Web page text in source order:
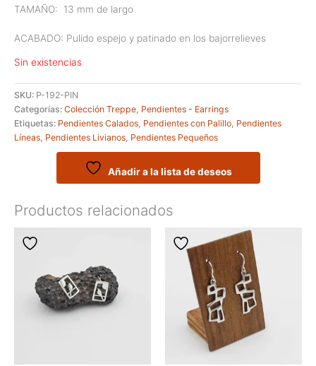
TAMAÑO: 13 mm de largo
ACABADO: Pulido espejo y patinado en los bajorrelieves
Sin existencias
SKU: P-192-PIN
Categorías: Colección Treppe, Pendientes - Earrings
Etiquetas: Pendientes Calados, Pendientes con Palillo, Pendientes
Líneas, Pendientes Livianos, Pendientes Pequeños
Añadir a la lista de deseos
Productos relacionados